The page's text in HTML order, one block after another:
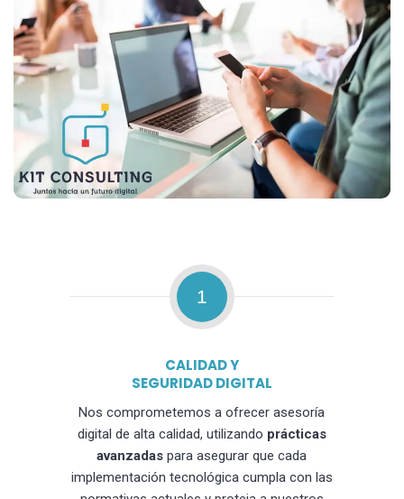
1
CALIDAD Y
SEGURIDAD DIGITAL
Nos comprometemos a ofrecer asesoría
digital de alta calidad, utilizando prácticas
avanzadas para asegurar que cada
implementación tecnológica cumpla con las